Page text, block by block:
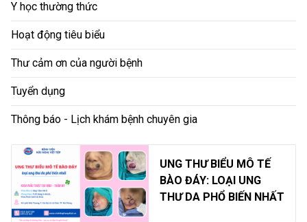
Y học thường thức
Hoạt động tiêu biểu
Thư cảm ơn của người bệnh
Tuyển dụng
Thông báo - Lịch khám bệnh chuyên gia
UNG THƯ BIỂU MÔ TẾ
BÀO ĐÁY: LOẠI UNG
THƯ DA PHỔ BIẾN NHẤT